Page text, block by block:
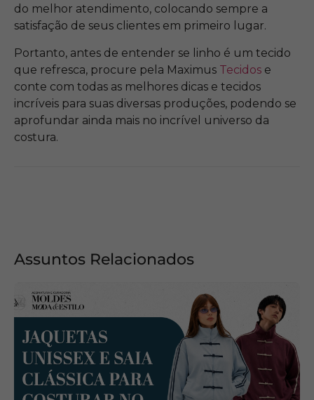
do melhor atendimento, colocando sempre a
satisfação de seus clientes em primeiro lugar.
Portanto, antes de entender se linho é um tecido
que refresca, procure pela Maximus Tecidos e
conte com todas as melhores dicas e tecidos
incríveis para suas diversas produções, podendo se
aprofundar ainda mais no incrível universo da
costura.
Assuntos Relacionados